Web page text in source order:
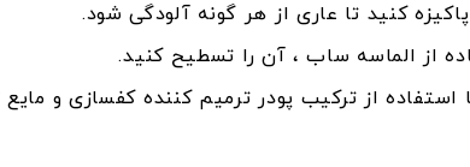
کنید تا عاری از هر گونه آلودگی شود.
از الماسه ساب ، آن را تسطیح کنید.
از ترکیب پودر ترمیم کننده کفسازی و